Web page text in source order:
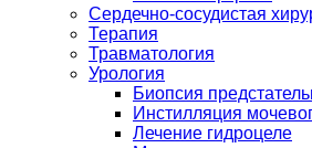
Сердечно-сосудистая
Терапия
Травматология
Урология
Биопсия
Инстилляция
Лечение гидроцеле